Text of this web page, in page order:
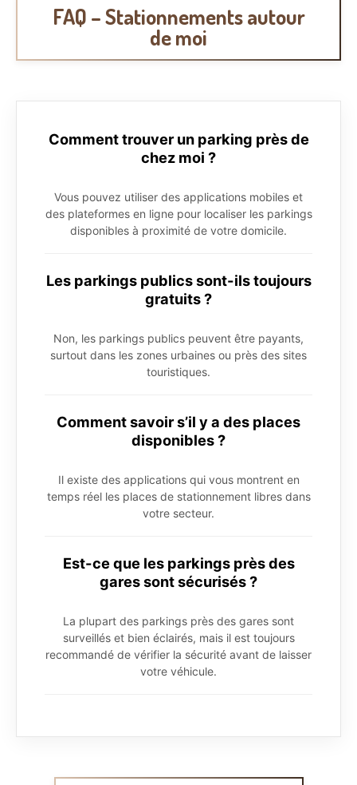
FAQ – Stationnements autour
de moi
Comment trouver un parking près de
chez moi ?
Vous pouvez utiliser des applications mobiles et
des plateformes en ligne pour localiser les parkings
disponibles à proximité de votre domicile.
Les parkings publics sont-ils toujours
gratuits ?
Non, les parkings publics peuvent être payants,
surtout dans les zones urbaines ou près des sites
touristiques.
Comment savoir s’il y a des places
disponibles ?
Il existe des applications qui vous montrent en
temps réel les places de stationnement libres dans
votre secteur.
Est-ce que les parkings près des
gares sont sécurisés ?
La plupart des parkings près des gares sont
surveillés et bien éclairés, mais il est toujours
recommandé de vérifier la sécurité avant de laisser
votre véhicule.